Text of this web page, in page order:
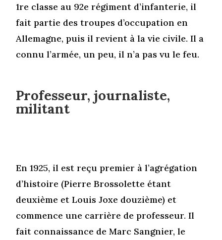
1re classe au 92e régiment d’infanterie, il
fait partie des troupes d’occupation en
Allemagne, puis il revient à la vie civile. Il a
connu l’armée, un peu, il n’a pas vu le feu.
Professeur, journaliste,
militant
En 1925, il est reçu premier à l’agrégation
d’histoire (Pierre Brossolette étant
deuxième et Louis Joxe douzième) et
commence une carrière de professeur. Il
fait connaissance de Marc Sangnier, le